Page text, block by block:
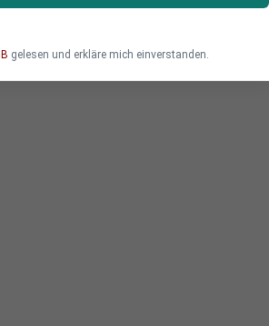
gelesen und erkläre mich einverstanden.